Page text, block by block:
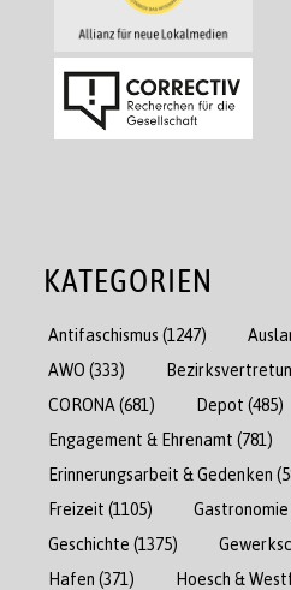
KATEGORIEN
Antifaschismus (1247)
AWO (333)
CORONA (681) Depot (485)
Engagement & Ehrenamt (781)
Erinnerungsarbeit & Gedenken
Freizeit (1105) Gastronomie
Geschichte (1375)
Hafen (371) Hoesch &